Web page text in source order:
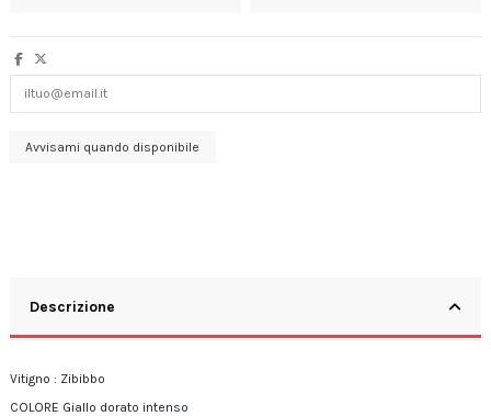
Descrizione
Vitigno : Zibibbo
COLORE Giallo dorato intenso